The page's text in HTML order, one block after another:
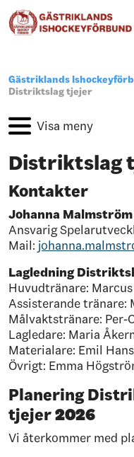
Gästriklands
Distriktslag tjejer
Distriktslag
Kontakter
Johanna Malmström
Ansvarig
Mail:
Lagledning
Huvudtränare:
Assisterande tränare:
Målvaktstränare: Per-
Lagledare: Maria
Materialare: Emil
Övrigt: Emma
Planering
tjejer2026
Vi återkommer med